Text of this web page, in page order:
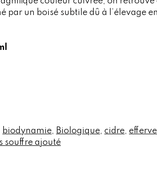
par un boisé subtile dû à l’élevage en
biodynamie, Biologique, cidre,
souffre ajouté